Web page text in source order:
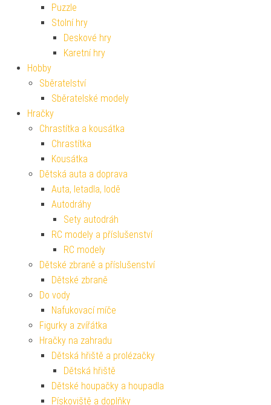
Puzzle
Stolní hry
Deskové hry
Karetní hry
Hobby
Sběratelství
Sběratelské modely
Hračky
Chrastítka a kousátka
Chrastítka
Kousátka
Dětská auta a doprava
Auta, letadla, lodě
Autodráhy
Sety autodráh
RC modely a příslušenství
RC modely
Dětské zbraně a příslušenství
Dětské zbraně
Do vody
Nafukovací míče
Figurky a zvířátka
Hračky na zahradu
Dětská hřiště a prolézačky
Dětská hřiště
Dětské houpačky a houpadla
Pískoviště a doplňky